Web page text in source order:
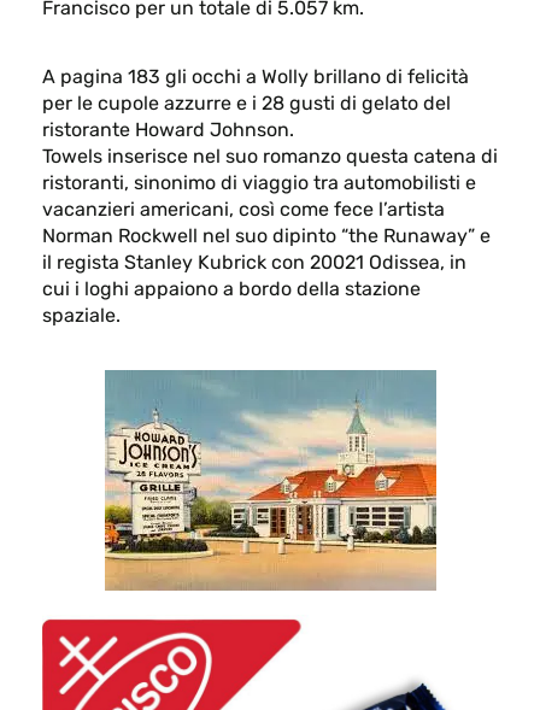
Francisco per un totale di 5.057 km.
A pagina 183 gli occhi a Wolly brillano di felicità
per le cupole azzurre e i 28 gusti di gelato del
ristorante Howard Johnson.
Towels inserisce nel suo romanzo questa catena di
ristoranti, sinonimo di viaggio tra automobilisti e
vacanzieri americani, così come fece l’artista
Norman Rockwell nel suo dipinto “the Runaway” e
il regista Stanley Kubrick con 20021 Odissea, in
cui i loghi appaiono a bordo della stazione
spaziale.